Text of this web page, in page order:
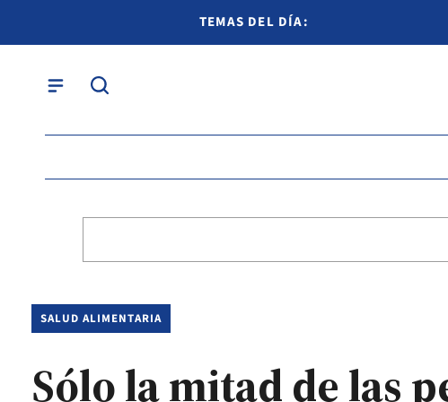
TEMAS DEL DÍA:
SALUD ALIMENTARIA
Sólo la mitad de las